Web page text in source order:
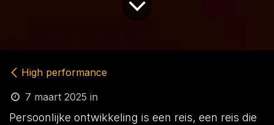
High performance
7 maart 2025 in
Persoonlijke ontwikkeling is een reis, een reis die